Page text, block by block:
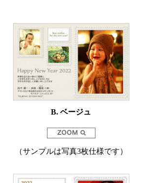
B. ベージュ
（サンプルは写真3枚仕様です）